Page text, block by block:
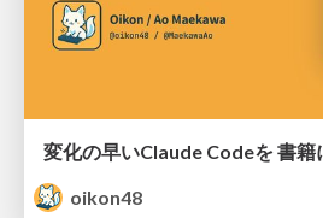
変化の早いClaude Codeを 書籍
oikon48